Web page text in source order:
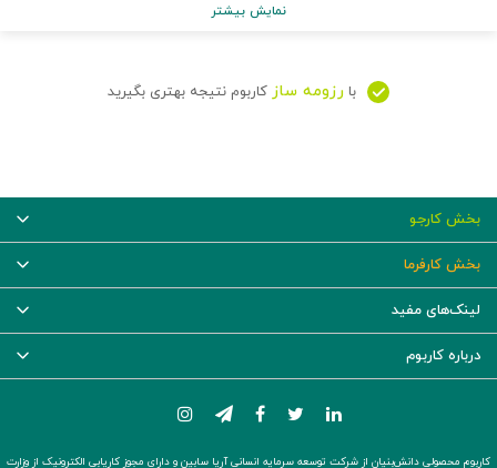
نمایش بیشتر
با رزومه ساز کاربوم نتیجه بهتری بگیرید
بخش کارجو
بخش کارفرما
لینک‌های مفید
درباره کاربوم
کاربوم محصولی دانش‌بنیان از شرکت توسعه سرمایه انسانی آریا سابین و دارای مجوز کاریابی الکترونیک از وزارت